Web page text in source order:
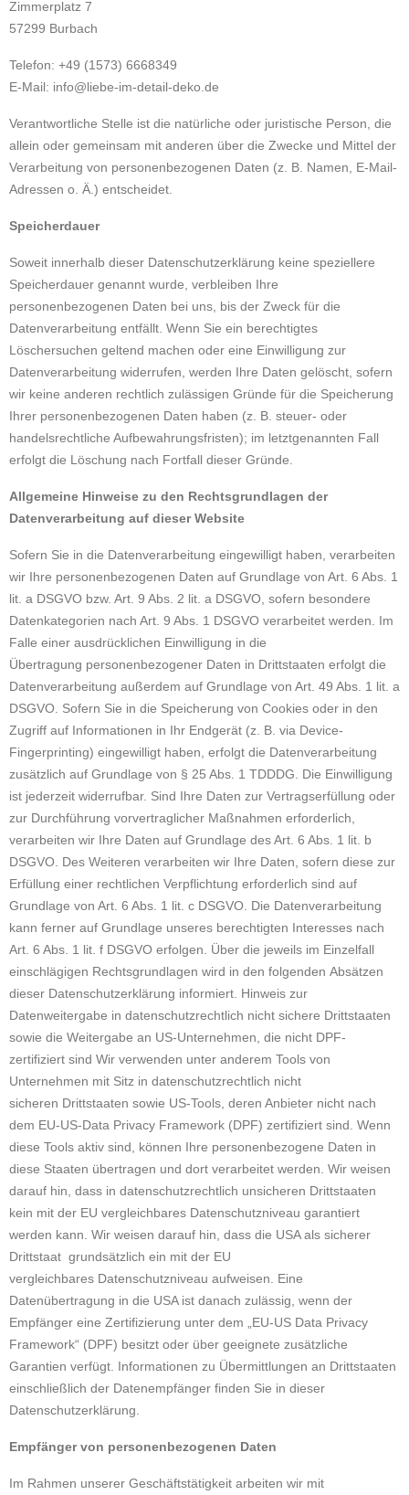
Zimmerplatz 7
57299 Burbach
Telefon: +49 (1573) 6668349
E-Mail: info@liebe-im-detail-deko.de
Verantwortliche Stelle ist die natürliche oder juristische Person, die
allein oder gemeinsam mit anderen über die Zwecke und Mittel der
Verarbeitung von personenbezogenen Daten (z. B. Namen, E-Mail-
Adressen o. Ä.) entscheidet.
Speicherdauer
Soweit innerhalb dieser Datenschutzerklärung keine speziellere
Speicherdauer genannt wurde, verbleiben Ihre
personenbezogenen Daten bei uns, bis der Zweck für die
Datenverarbeitung entfällt. Wenn Sie ein berechtigtes
Löschersuchen geltend machen oder eine Einwilligung zur
Datenverarbeitung widerrufen, werden Ihre Daten gelöscht, sofern
wir keine anderen rechtlich zulässigen Gründe für die Speicherung
Ihrer personenbezogenen Daten haben (z. B. steuer- oder
handelsrechtliche Aufbewahrungsfristen); im letztgenannten Fall
erfolgt die Löschung nach Fortfall dieser Gründe.
Allgemeine Hinweise zu den Rechtsgrundlagen der
Datenverarbeitung auf dieser Website
Sofern Sie in die Datenverarbeitung eingewilligt haben, verarbeiten
wir Ihre personenbezogenen Daten auf Grundlage von Art. 6 Abs. 1
lit. a DSGVO bzw. Art. 9 Abs. 2 lit. a DSGVO, sofern besondere
Datenkategorien nach Art. 9 Abs. 1 DSGVO verarbeitet werden. Im
Falle einer ausdrücklichen Einwilligung in die
Übertragung personenbezogener Daten in Drittstaaten erfolgt die
Datenverarbeitung außerdem auf Grundlage von Art. 49 Abs. 1 lit. a
DSGVO. Sofern Sie in die Speicherung von Cookies oder in den
Zugriff auf Informationen in Ihr Endgerät (z. B. via Device-
Fingerprinting) eingewilligt haben, erfolgt die Datenverarbeitung
zusätzlich auf Grundlage von § 25 Abs. 1 TDDDG. Die Einwilligung
ist jederzeit widerrufbar. Sind Ihre Daten zur Vertragserfüllung oder
zur Durchführung vorvertraglicher Maßnahmen erforderlich,
verarbeiten wir Ihre Daten auf Grundlage des Art. 6 Abs. 1 lit. b
DSGVO. Des Weiteren verarbeiten wir Ihre Daten, sofern diese zur
Erfüllung einer rechtlichen Verpflichtung erforderlich sind auf
Grundlage von Art. 6 Abs. 1 lit. c DSGVO. Die Datenverarbeitung
kann ferner auf Grundlage unseres berechtigten Interesses nach
Art. 6 Abs. 1 lit. f DSGVO erfolgen. Über die jeweils im Einzelfall
einschlägigen Rechtsgrundlagen wird in den folgenden Absätzen
dieser Datenschutzerklärung informiert. Hinweis zur
Datenweitergabe in datenschutzrechtlich nicht sichere Drittstaaten
sowie die Weitergabe an US-Unternehmen, die nicht DPF-
zertifiziert sind Wir verwenden unter anderem Tools von
Unternehmen mit Sitz in datenschutzrechtlich nicht
sicheren Drittstaaten sowie US-Tools, deren Anbieter nicht nach
dem EU-US-Data Privacy Framework (DPF) zertifiziert sind. Wenn
diese Tools aktiv sind, können Ihre personenbezogene Daten in
diese Staaten übertragen und dort verarbeitet werden. Wir weisen
darauf hin, dass in datenschutzrechtlich unsicheren Drittstaaten
kein mit der EU vergleichbares Datenschutzniveau garantiert
werden kann. Wir weisen darauf hin, dass die USA als sicherer
Drittstaat grundsätzlich ein mit der EU
vergleichbares Datenschutzniveau aufweisen. Eine
Datenübertragung in die USA ist danach zulässig, wenn der
Empfänger eine Zertifizierung unter dem „EU-US Data Privacy
Framework“ (DPF) besitzt oder über geeignete zusätzliche
Garantien verfügt. Informationen zu Übermittlungen an Drittstaaten
einschließlich der Datenempfänger finden Sie in dieser
Datenschutzerklärung.
Empfänger von personenbezogenen Daten
Im Rahmen unserer Geschäftstätigkeit arbeiten wir mit